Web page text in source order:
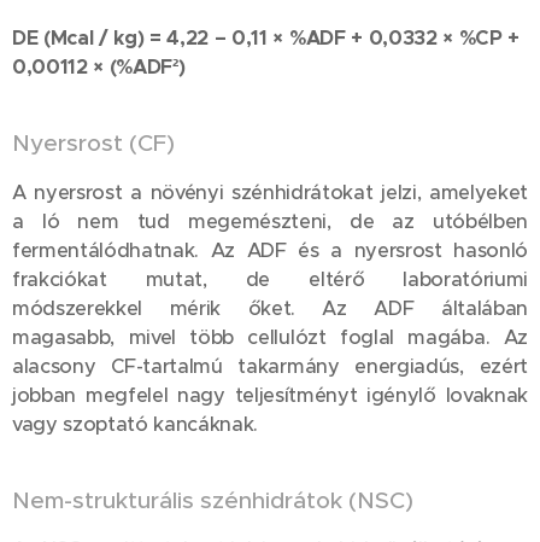
DE (Mcal / kg) = 4,22 – 0,11 × %ADF + 0,0332 × %CP +
0,00112 × (%ADF²)
Nyersrost (CF)
A nyersrost a növényi szénhidrátokat jelzi, amelyeket
a ló nem tud megemészteni, de az utóbélben
fermentálódhatnak. Az ADF és a nyersrost hasonló
frakciókat mutat, de eltérő laboratóriumi
módszerekkel mérik őket. Az ADF általában
magasabb, mivel több cellulózt foglal magába. Az
alacsony CF-tartalmú takarmány energiadús, ezért
jobban megfelel nagy teljesítményt igénylő lovaknak
vagy szoptató kancáknak.
Nem-strukturális szénhidrátok (NSC)